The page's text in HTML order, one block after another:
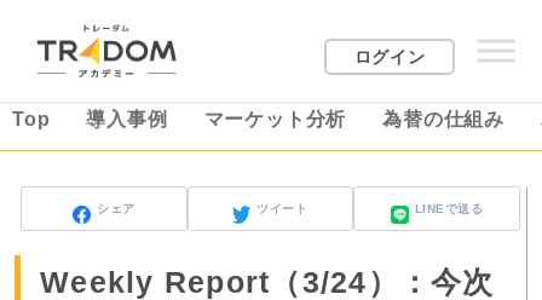
ログイン
Top 導入事例 マーケット分析 為替の仕組み
シェア ツイート LINEで送る
Weekly Report（3/24）：今次